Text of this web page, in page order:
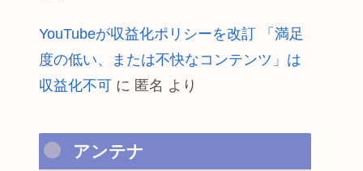
YouTubeが収益化ポリシーを改訂 「満足
度の低い、または不快なコンテンツ」は
収益化不可 に 匿名 より
アンテナ